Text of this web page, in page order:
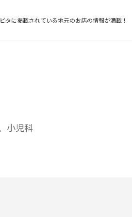
タに掲載されている地元のお店の情報が満載！
小児科